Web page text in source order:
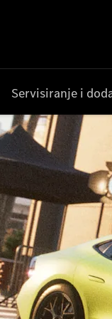
Servisiranje i